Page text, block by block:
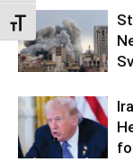
Attiva/disattiva